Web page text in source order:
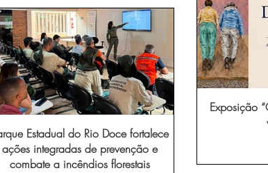
Estadual do Rio Doce fortalece
ações integradas de prevenção e
combate a incêndios florestais
Exposição